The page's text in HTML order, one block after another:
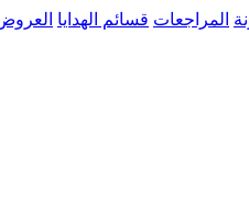
المراجعات قسائم الهدايا